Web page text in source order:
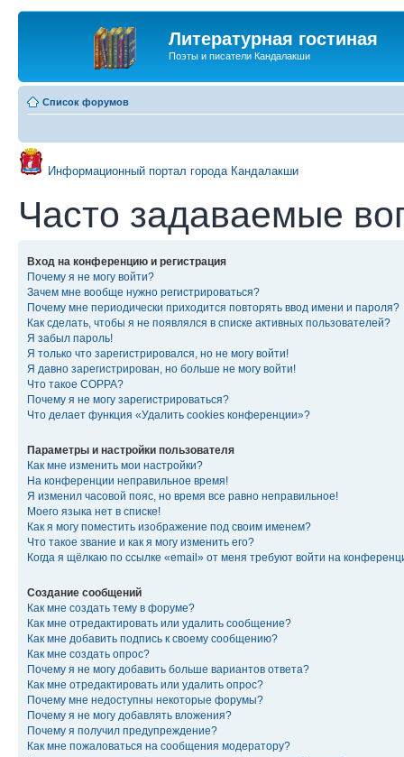
Литературная гостиная
Поэты и писатели Кандалакши
Список форумов
Информационный портал города Кандалакши
Часто задаваемые
Вход на конференцию и регистрация
Почему я не могу войти?
Зачем мне вообще нужно регистрироваться?
Почему мне периодически приходится повторять ввод имени и пароля?
Как сделать, чтобы я не появлялся в списке активных пользователей?
Я забыл пароль!
Я только что зарегистрировался, но не могу войти!
Я давно зарегистрирован, но больше не могу войти!
Что такое COPPA?
Почему я не могу зарегистрироваться?
Что делает функция «Удалить cookies конференции»?
Параметры и настройки пользователя
Как мне изменить мои настройки?
На конференции неправильное время!
Я изменил часовой пояс, но время все равно неправильное!
Моего языка нет в списке!
Как я могу поместить изображение под своим именем?
Что такое звание и как я могу изменить его?
Когда я щёлкаю по ссылке «email» от меня требуют войти на
Создание сообщений
Как мне создать тему в форуме?
Как мне отредактировать или удалить сообщение?
Как мне добавить подпись к своему сообщению?
Как мне создать опрос?
Почему я не могу добавить больше вариантов ответа?
Как мне отредактировать или удалить опрос?
Почему мне недоступны некоторые форумы?
Почему я не могу добавлять вложения?
Почему я получил предупреждение?
Как мне пожаловаться на сообщения модератору?